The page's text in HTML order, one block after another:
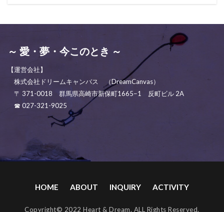
～ 愛・夢・今このとき ～
【運営会社】
株式会社ドリームキャンバス （DreamCanvas）
〒 371-0018 群馬県高崎市新保町1665−1 反町ビル 2A
☎ 027-321-9025
HOME ABOUT INQUIRY ACTIVITY
Copyright© 2022 Heart & Dream. ALL Rights Reserved.